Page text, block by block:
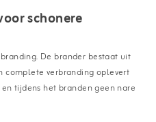
schonere
De brander bestaat uit
complete verbranding oplevert
tijdens het branden geen nare